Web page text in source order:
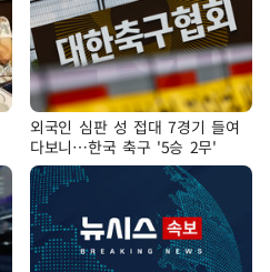
외국인 심판 성 접대 7경기 들여
다보니…한국 축구 '5승 2무'